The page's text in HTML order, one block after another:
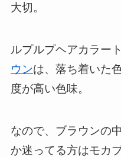
大切。
ルプルプヘアカラー
ウンは、落ち着いた
度が高い色味。
なので、ブラウンの
か迷ってる方はモカ